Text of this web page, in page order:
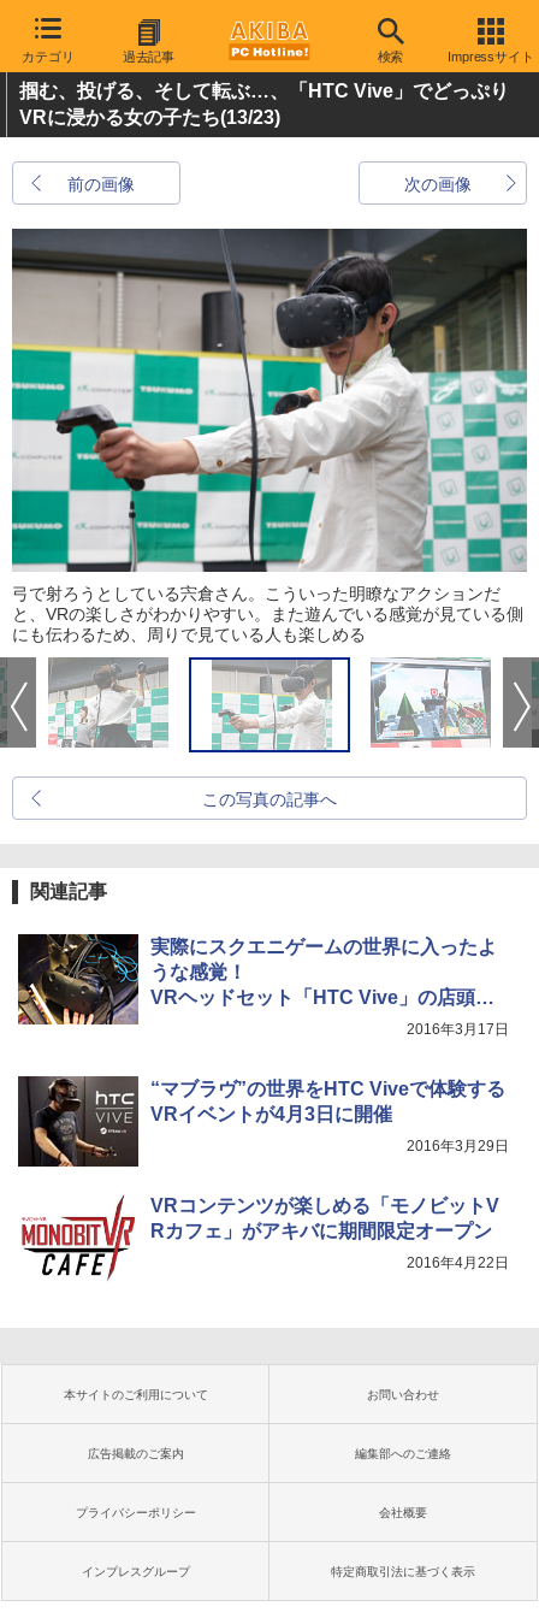
カテゴリ 過去記事 検索 Impressサイト
掴む、投げる、そして転ぶ…、「HTC Vive」でどっぷり
VRに浸かる女の子たち(13/23)
前の画像 次の画像
弓で射ろうとしている宍倉さん。こういった明瞭なアクションだ
と、VRの楽しさがわかりやすい。また遊んでいる感覚が見ている側
にも伝わるため、周りで見ている人も楽しめる
この写真の記事へ
関連記事
実際にスクエニゲームの世界に入ったよ
うな感覚！
VRヘッドセット「HTC Vive」の店頭デ
2016年3月17日
“マブラヴ”の世界をHTC Viveで体験する
VRイベントが4月3日に開催
2016年3月29日
VRコンテンツが楽しめる「モノビットV
Rカフェ」がアキバに期間限定オープン
2016年4月22日
本サイトのご利用について お問い合わせ
広告掲載のご案内 編集部へのご連絡
プライバシーポリシー 会社概要
インプレスグループ 特定商取引法に基づく表示